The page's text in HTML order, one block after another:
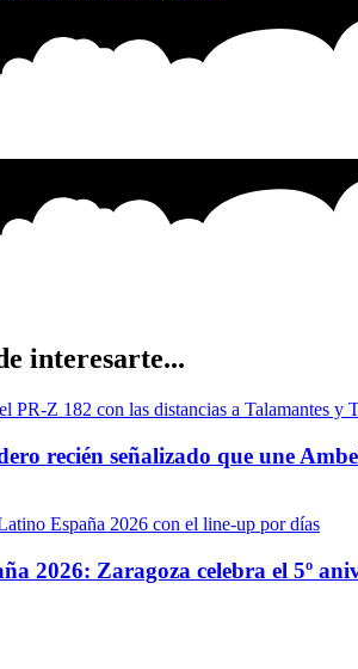
interesarte...
recién señalizado que une
2026: Zaragoza celebra el 5º